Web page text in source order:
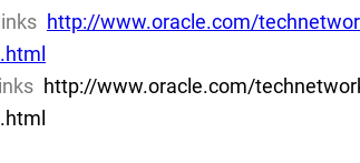
http://www.oracle.com/
http://www.oracle.com/